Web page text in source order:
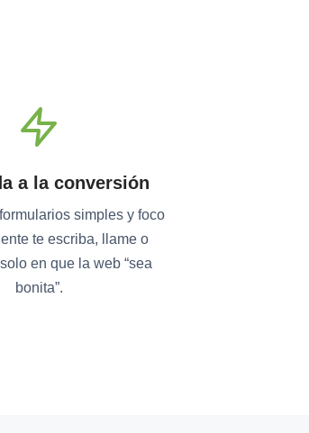
a la conversión
simples y foco
te escriba, llame o
en que la web “sea
bonita”.